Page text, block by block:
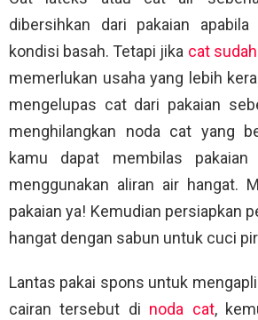
dibersihkan dari pakaian
kondisi basah. Tetapi jika cat
memerlukan usaha yang lebih
mengelupas cat dari pakaian
menghilangkan noda cat yang
kamu dapat membilas
menggunakan aliran air hangat.
pakaian ya! Kemudian persiapkan
hangat dengan sabun untuk cuci
Lantas pakai spons untuk
cairan tersebut di noda cat,